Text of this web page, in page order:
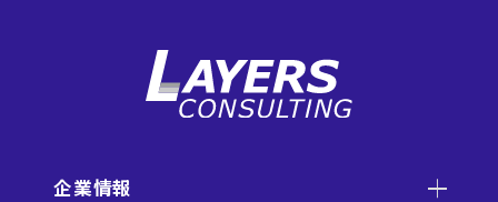
企業情報